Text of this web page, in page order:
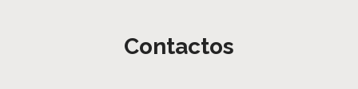
Contactos